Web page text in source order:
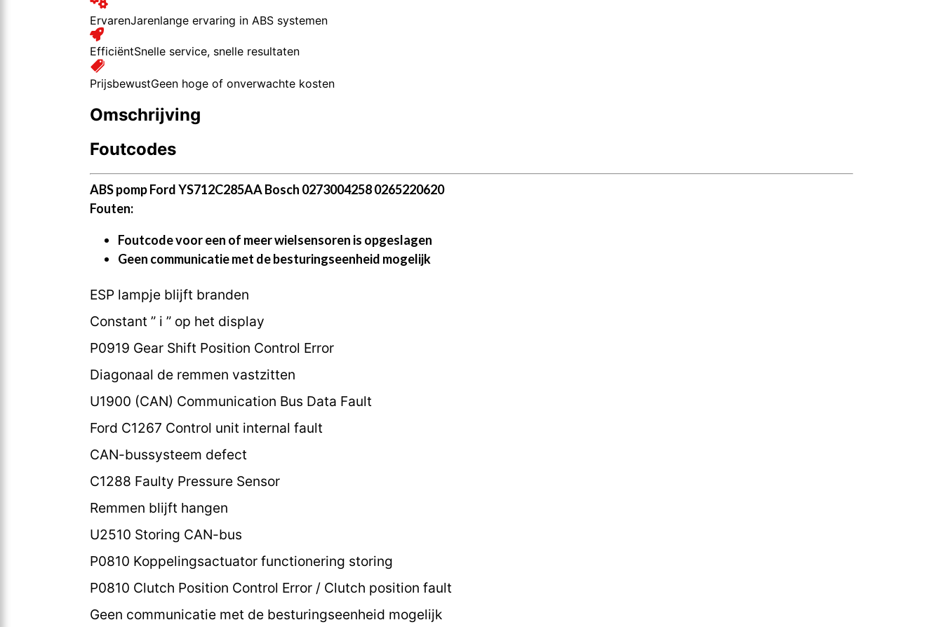
ErvarenJarenlange ervaring in ABS systemen
EfficiëntSnelle service, snelle resultaten
PrijsbewustGeen hoge of onverwachte kosten
Omschrijving
Foutcodes
ABS pomp Ford YS712C285AA Bosch 0273004258 0265220620
Fouten:
Foutcode voor een of meer wielsensoren is opgeslagen
Geen communicatie met de besturingseenheid mogelijk
ESP lampje blijft branden
Constant ” i ” op het display
P0919 Gear Shift Position Control Error
Diagonaal de remmen vastzitten
U1900 (CAN) Communication Bus Data Fault
Ford C1267 Control unit internal fault
CAN-bussysteem defect
C1288 Faulty Pressure Sensor
Remmen blijft hangen
U2510 Storing CAN-bus
P0810 Koppelingsactuator functionering storing
P0810 Clutch Position Control Error / Clutch position fault
Geen communicatie met de besturingseenheid mogelijk